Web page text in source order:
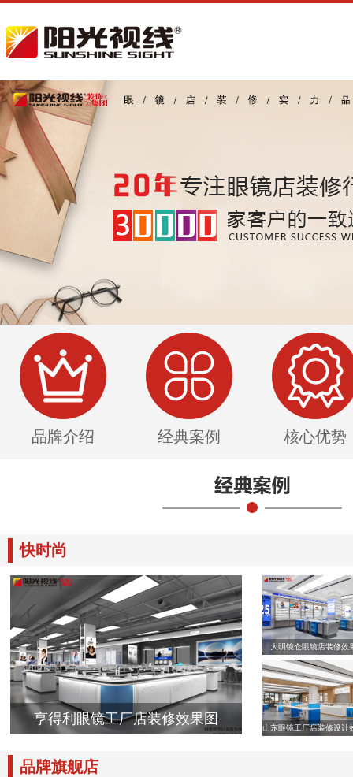
品牌介绍 经典案例 核心优势
快时尚
亨得利眼镜工厂店装修效果图
大明镜仓眼镜店装修效
山东眼镜工厂店装修设计
品牌旗舰店